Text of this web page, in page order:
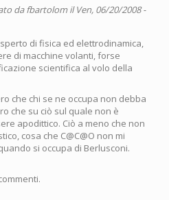
dafbartolomil Ven, 06/20/2008 -
di fisica ed elettrodinamica,
di macchine volanti, forse
scientifica al volo della
che chi se ne occupa non debba
che su ciò sul quale non è
apodittico. Ciò a meno che non
cosa che C@C@O non mi
si occupa di Berlusconi.